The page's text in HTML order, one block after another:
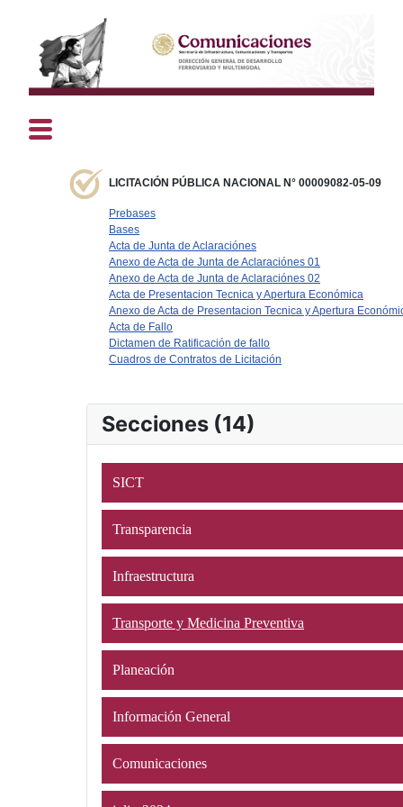
LICITACIÓN PÚBLICA NACIONAL N° 00009082-05-09
Prebases
Bases
Acta de Junta de Aclaraciónes
Anexo de Acta de Junta de Aclaraciónes 01
Anexo de Acta de Junta de Aclaraciónes 02
Acta de Presentacion Tecnica y Apertura Económica
Anexo de Acta de Presentacion Tecnica y Apertura
Acta de Fallo
Dictamen de Ratificación de fallo
Cuadros de Contratos de Licitación
Secciones (14)
SICT
Transparencia
Infraestructura
Transporte y Medicina Preventiva
Planeación
Información General
Comunicaciones